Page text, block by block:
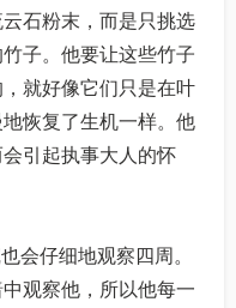
石粉末，而是只挑选
子。他要让这些竹子
就好像它们只是在叶
恢复了生机一样。他
引起执事大人的怀
会仔细地观察四周。
观察他，所以他每一